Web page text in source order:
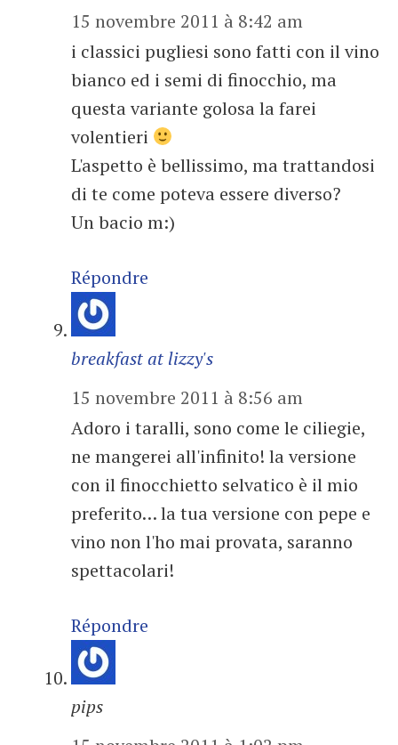
15 novembre 2011 à 8:42 am
i classici pugliesi sono fatti con il vino
bianco ed i semi di finocchio, ma
questa variante golosa la farei
volentieri
L'aspetto è bellissimo, ma trattandosi
di te come poteva essere diverso?
Un bacio m:)
Répondre
breakfast at lizzy's
15 novembre 2011 à 8:56 am
Adoro i taralli, sono come le ciliegie,
ne mangerei all'infinito! la versione
con il finocchietto selvatico è il mio
preferito… la tua versione con pepe e
vino non l'ho mai provata, saranno
spettacolari!
Répondre
pips